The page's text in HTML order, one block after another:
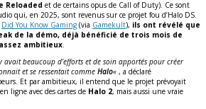
Reloaded et de certains opus de Call of Duty). Ce sont
qui, en 2025, sont revenus sur ce projet fou d’Halo DS.
Did You Know Gaming (via Gamekult), ils ont révélé que
de la démo, déjà bénéficié de trois mois de
ambitieux
avait beaucoup d’efforts et de soin apportés pour créer
et se ressentait comme Halo« , a déclaré
Et par ambitieux, il entend que le projet prévoyait
ligne avec des cartes de Halo 2, mais aussi une vraie